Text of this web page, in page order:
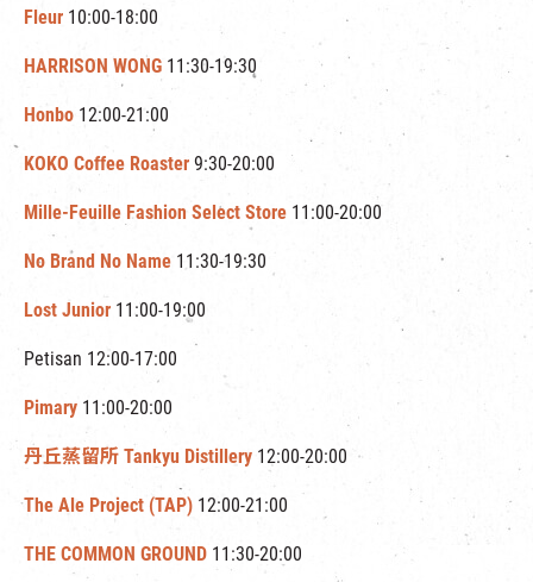
Fleur 10:00-18:00
HARRISON WONG 11:30-19:30
Honbo 12:00-21:00
KOKO Coffee Roaster 9:30-20:00
Mille-Feuille Fashion Select Store 11:00-20:00
No Brand No Name 11:30-19:30
Lost Junior 11:00-19:00
Petisan 12:00-17:00
Pimary 11:00-20:00
丹丘蒸留所 Tankyu Distillery 12:00-20:00
The Ale Project (TAP) 12:00-21:00
THE COMMON GROUND 11:30-20:00